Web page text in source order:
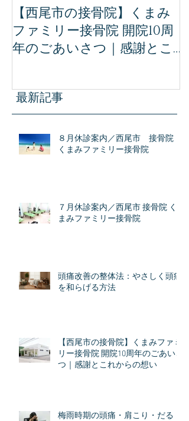
【西尾市の接骨院】くまみ
ファミリー接骨院 開院10周
年のごあいさつ｜感謝とこ
最新記事
８月休診案内／西尾市 接骨院
くまみファミリー接骨院
７月休診案内／西尾市 接骨院 く
まみファミリー接骨院
頭痛改善の整体法：やさしく頭痛
を和らげる方法
【西尾市の接骨院】くまみファミ
リー接骨院 開院10周年のごあいさ
つ｜感謝とこれからの想い
梅雨時期の頭痛・肩こり・だる